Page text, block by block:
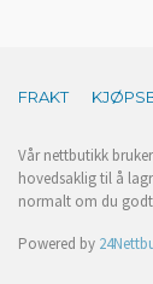
FRAKT
Vår nettbutikk
hovedsaklig til å
normalt om du
Powered by